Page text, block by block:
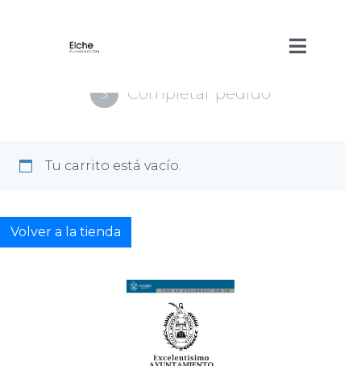
3 Completar pedido
Tu carrito está vacío.
Volver a la tienda